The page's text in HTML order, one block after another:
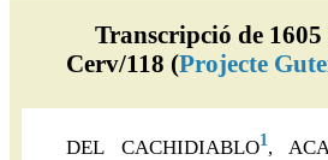
Transcripció de
Cerv/118 (Projecte
DEL CACHIDIABLO1,